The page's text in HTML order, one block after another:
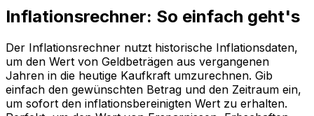
Inflationsrechner: So einfach geht's
Der Inflationsrechner nutzt historische Inflationsdaten,
um den Wert von Geldbeträgen aus vergangenen
Jahren in die heutige Kaufkraft umzurechnen. Gib
einfach den gewünschten Betrag und den Zeitraum ein,
um sofort den inflationsbereinigten Wert zu erhalten.